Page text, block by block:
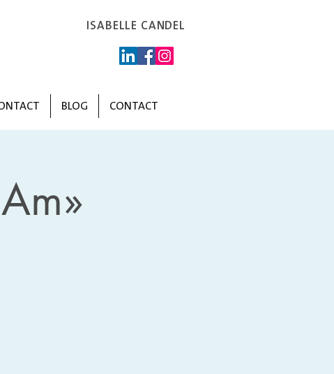
ISABELLE CANDEL
BLOG CONTACT